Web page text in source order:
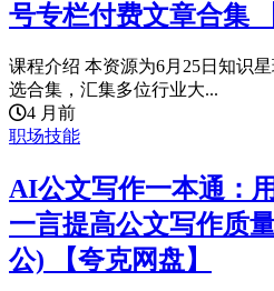
号专栏付费文章合集
课程介绍 本资源为6月25日知识
选合集，汇集多位行业大...
4 月前
职场技能
AI公文写作一本通：
一言提高公文写作质
公) 【夸克网盘】